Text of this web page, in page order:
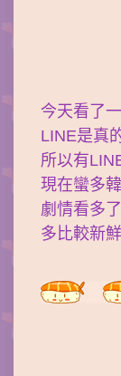
今天看了
LINE是真
所以有
現在蠻多
劇情看多
多比較新